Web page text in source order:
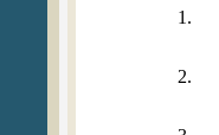
1.
2.